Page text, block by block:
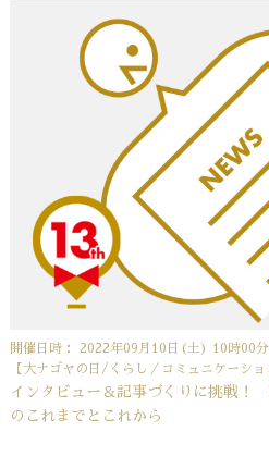
開催日時： 2022年09月10日(土) 10時00
【大ナゴヤの日/くらし／コミュニケーショ
インタビュー＆記事づくりに挑戦！
のこれまでとこれから